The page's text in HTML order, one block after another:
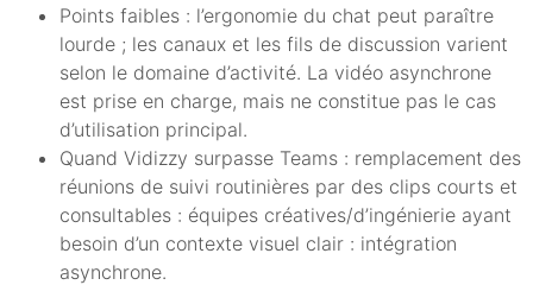
Points faibles : l’ergonomie du chat peut paraître
lourde ; les canaux et les fils de discussion varient
selon le domaine d’activité. La vidéo asynchrone
est prise en charge, mais ne constitue pas le cas
d’utilisation principal.
Quand Vidizzy surpasse Teams : remplacement des
réunions de suivi routinières par des clips courts et
consultables : équipes créatives/d’ingénierie ayant
besoin d’un contexte visuel clair : intégration
asynchrone.